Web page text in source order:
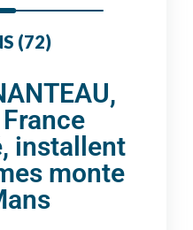
(72)
installent
monte